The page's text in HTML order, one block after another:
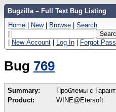
Bugzilla – Full Text Bug Listing
Home | New | Browse | Search
|
| New Account | Log In | Forgot
Bug 769
Summary:
Проблемы с
Product:
WINE@Etersoft